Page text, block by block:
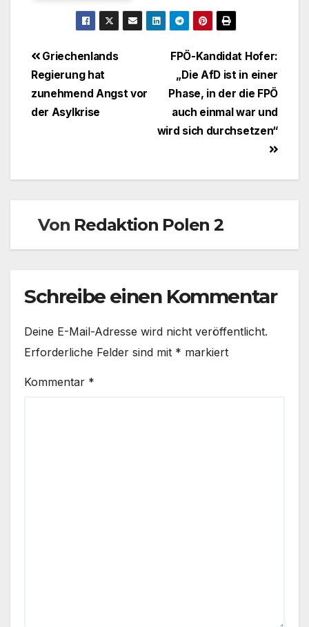
Beitragsnavigation
FPÖ-Kandidat Hofer:
„Die AfD ist in einer
Phase, in der die FPÖ
auch einmal war und
wird sich durchsetzen“
Griechenlands
Regierung hat
zunehmend Angst vor
der Asylkrise
Von Redaktion Polen 2
Schreibe einen Kommentar
Deine E-Mail-Adresse wird nicht veröffentlicht.
Erforderliche Felder sind mit * markiert
Kommentar *